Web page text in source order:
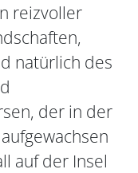
reizvoller
natürlich des
der in der
auf der Insel